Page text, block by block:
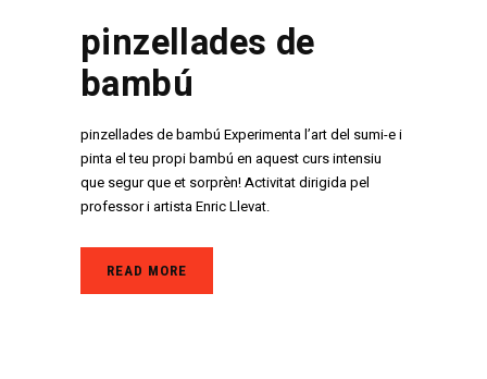
pinzellades de
bambú
pinzellades de bambú Experimenta l’art del sumi-e i
pinta el teu propi bambú en aquest curs intensiu
que segur que et sorprèn! Activitat dirigida pel
professor i artista Enric Llevat.
READ MORE